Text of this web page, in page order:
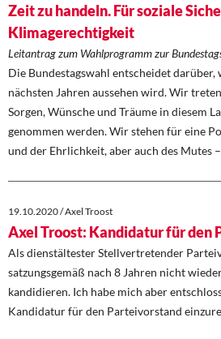
Zeit zu handeln. Für soziale
Klimagerechtigkeit
Leitantrag zum Wahlprogramm zur
Die Bundestagswahl entscheidet darüber,
nächsten Jahren aussehen wird. Wir
Sorgen, Wünsche und Träume in diesem
genommen werden. Wir stehen für eine
und der Ehrlichkeit, aber auch des Mutes
19.10.2020 / Axel Troost
Axel Troost: Kandidatur für den
Als dienstältester Stellvertretender
satzungsgemäß nach 8 Jahren nicht
kandidieren. Ich habe mich aber
Kandidatur für den Parteivorstand